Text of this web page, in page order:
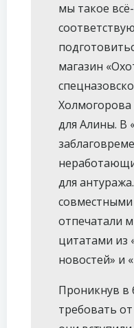
мы такое
магазин
Холмогорова
для Алины. В
для
отпечатали
цитатами из
новостей» и
Проникнув в
требовать